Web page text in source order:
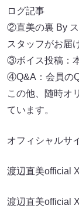
ログ記事
②直美の裏 By
スタッフがお届
③ボイス投稿：
④Q&A：会員の
この他、随時オ
ています。
オフィシャルサ
渡辺直美official
渡辺直美official